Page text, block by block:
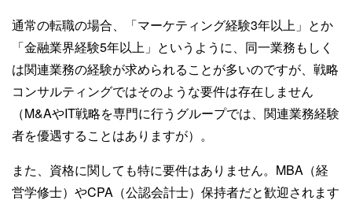
通常の転職の場合、「マーケティング経験3年以上」とか
「金融業界経験5年以上」というように、同一業務もしく
は関連業務の経験が求められることが多いのですが、戦略
コンサルティングではそのような要件は存在しません
（M&AやIT戦略を専門に行うグループでは、関連業務経験
者を優遇することはありますが）。
また、資格に関しても特に要件はありません。MBA（経
営学修士）やCPA（公認会計士）保持者だと歓迎されます